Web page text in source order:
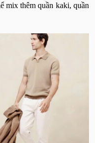
mix thêm quần kaki, quần